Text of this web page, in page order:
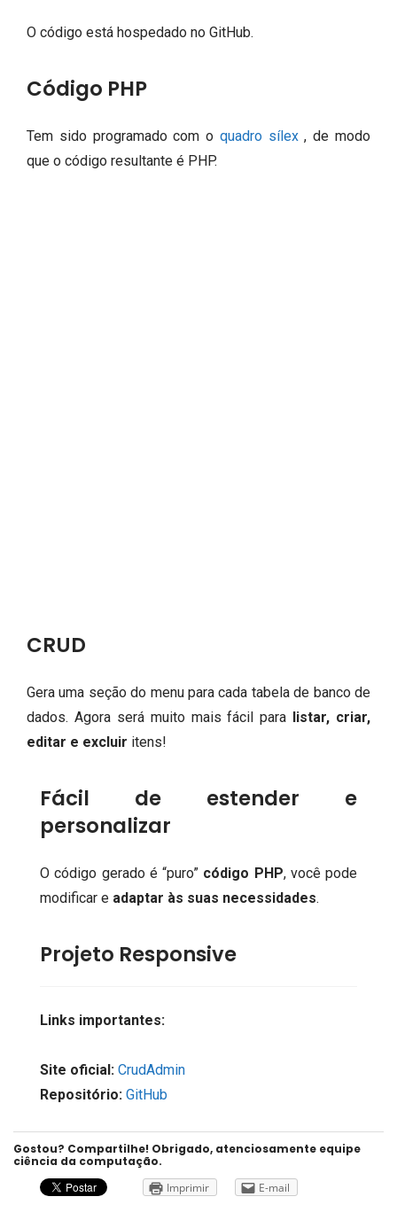
O código está hospedado no GitHub.
Código PHP
Tem sido programado com o quadro sílex, de modo
que o código resultante é PHP.
CRUD
Gera uma seção do menu para cada tabela de banco de
dados. Agora será muito mais fácil para listar, criar,
editar e excluir itens!
Fácil de estender e
personalizar
O código gerado é “puro” código PHP, você pode
modificar e adaptar às suas necessidades.
Projeto Responsive
Links importantes:
Site oficial: CrudAdmin
Repositório: GitHub
Gostou? Compartilhe! Obrigado, atenciosamente equipe
ciência da computação.
Imprimir
E-mail